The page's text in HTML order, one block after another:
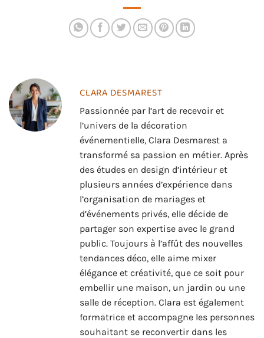
CLARA DESMAREST
Passionnée par l’art de recevoir et
l’univers de la décoration
événementielle, Clara Desmarest a
transformé sa passion en métier. Après
des études en design d’intérieur et
plusieurs années d’expérience dans
l’organisation de mariages et
d’événements privés, elle décide de
partager son expertise avec le grand
public. Toujours à l’affût des nouvelles
tendances déco, elle aime mixer
élégance et créativité, que ce soit pour
embellir une maison, un jardin ou une
salle de réception. Clara est également
formatrice et accompagne les personnes
souhaitant se reconvertir dans les